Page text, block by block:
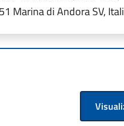
Marina di Andora SV,